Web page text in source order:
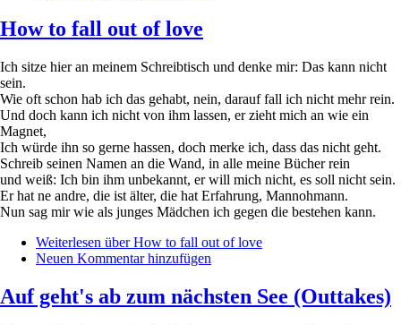
How to fall out of love
Ich sitze hier an meinem Schreibtisch und denke mir: Das kann nicht
sein.
Wie oft schon hab ich das gehabt, nein, darauf fall ich nicht mehr rein.
Und doch kann ich nicht von ihm lassen, er zieht mich an wie ein
Magnet,
Ich würde ihn so gerne hassen, doch merke ich, dass das nicht geht.
Schreib seinen Namen an die Wand, in alle meine Bücher rein
und weiß: Ich bin ihm unbekannt, er will mich nicht, es soll nicht sein.
Er hat ne andre, die ist älter, die hat Erfahrung, Mannohmann.
Nun sag mir wie als junges Mädchen ich gegen die bestehen kann.
Weiterlesen über How to fall out of love
Neuen Kommentar hinzufügen
Auf geht's ab zum nächsten See (Outtakes)